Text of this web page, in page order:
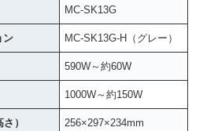
MC-SK13G
ン MC-SK13G-H（グレー）
590W～約60W
1000W～約150W
） 256×297×234mm